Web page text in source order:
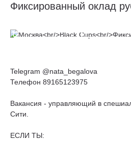
Фиксированный оклад
Telegram @nata_begalova
Телефон 89165123975
Вакансия - управляющий в
Сити.
ЕСЛИ ТЫ: